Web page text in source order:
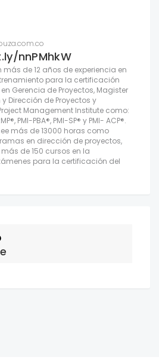
nnPMhkW
más de 12 años de experiencia en
para la certificación
en Gerencia de Proyectos, Magister
y Dirección de Proyectos y
Management Institute como:
PMI-PBA®, PMI-SP® y PMI- ACP®.
más de 13000 horas como
en dirección de proyectos,
de 150 cursos en la
para la certificación del